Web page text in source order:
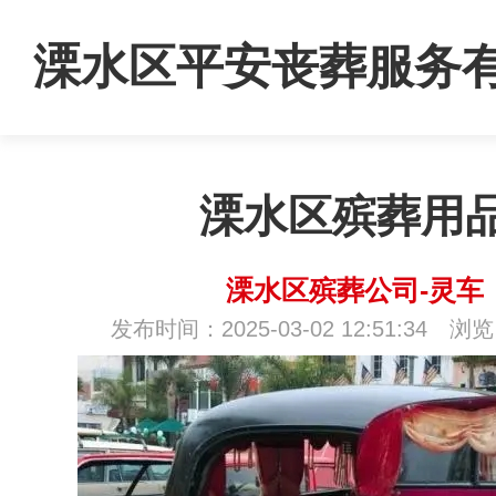
溧水区平安丧葬服务
溧水区殡葬用
溧水区殡葬公司-灵车
发布时间：2025-03-02 12:51:34 浏览